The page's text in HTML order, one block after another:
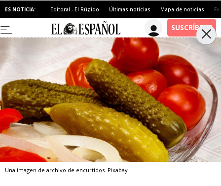
ES NOTICIA: Editoral - El Rúgido Últimas noticias Mapa de noticias
Una imagen de archivo de encurtidos. Pixabay